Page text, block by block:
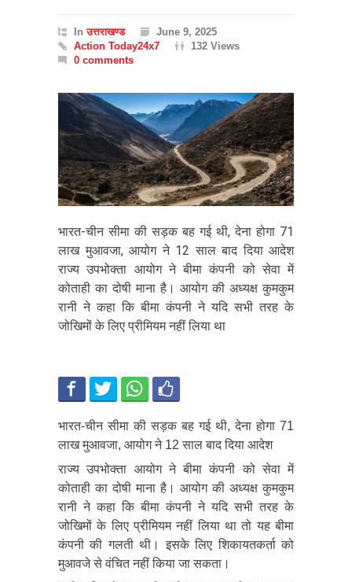
Inउत्तराखण्ड
June 9, 2025
Action Today24x7
132 Views
0 comments
भारत-चीन सीमा की सड़क बह गई थी, देना होगा 71
लाख मुआवजा, आयोग ने 12 साल बाद दिया आदेश
राज्य उपभोक्ता आयोग ने बीमा कंपनी को सेवा में
कोताही का दोषी माना है। आयोग की अध्यक्ष कुमकुम
रानी ने कहा कि बीमा कंपनी ने यदि सभी तरह के
जोखिमों के लिए प्रीमियम नहीं लिया था
भारत-चीन सीमा की सड़क बह गई थी, देना होगा 71
लाख मुआवजा, आयोग ने 12 साल बाद दिया आदेश
राज्य उपभोक्ता आयोग ने बीमा कंपनी को सेवा में
कोताही का दोषी माना है। आयोग की अध्यक्ष कुमकुम
रानी ने कहा कि बीमा कंपनी ने यदि सभी तरह के
जोखिमों के लिए प्रीमियम नहीं लिया था तो यह बीमा
कंपनी की गलती थी। इसके लिए शिकायतकर्ता को
मुआवजे से वंचित नहीं किया जा सकता।